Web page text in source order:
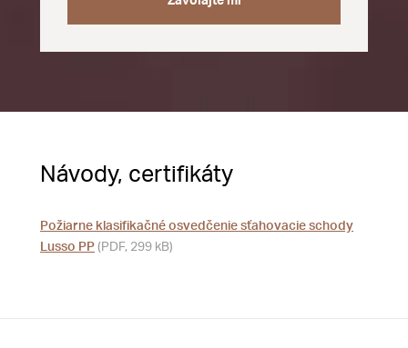
Návody, certifikáty
Požiarne klasifikačné osvedčenie sťahovacie schody
Lusso PP (PDF, 299 kB)